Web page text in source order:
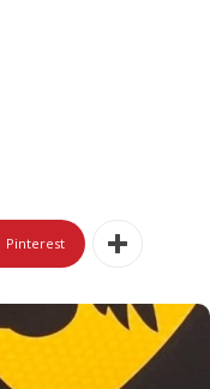
Pinterest